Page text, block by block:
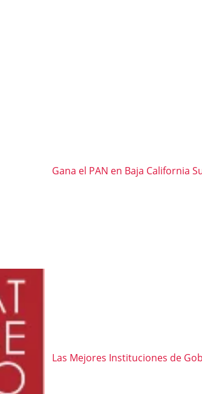
Gana el PAN en Baja California
Las Mejores Instituciones de